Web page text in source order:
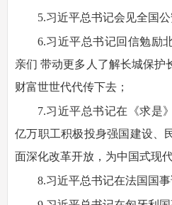
5.习近平总书记会见全国
6.习近平总书记回信勉励
亲们 带动更多人了解长城保护
财富世世代代传下去；
7.习近平总书记在《求是
亿万职工积极投身强国建设、
面深化改革开放，为中国式现
8.习近平总书记在法国国